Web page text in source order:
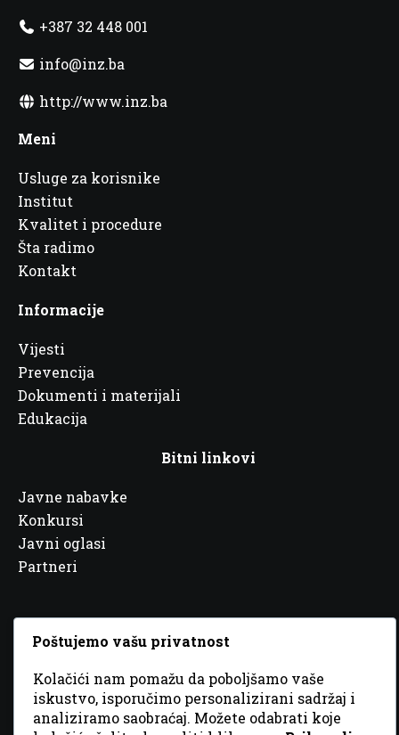
+387 32 448 001
info@inz.ba
http://www.inz.ba
Meni
Usluge za korisnike
Institut
Kvalitet i procedure
Šta radimo
Kontakt
Informacije
Vijesti
Prevencija
Dokumenti i materijali
Edukacija
Bitni linkovi
Javne nabavke
Konkursi
Javni oglasi
Partneri
© 2026 Sva prava zadržana. Dizajn GordonDM
Poštujemo vašu privatnost
Kolačići nam pomažu da poboljšamo vaše
iskustvo, isporučimo personalizirani sadržaj i
analiziramo saobraćaj. Možete odabrati koje